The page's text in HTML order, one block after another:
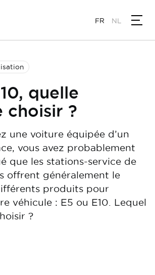
FR NL
quelle
choisir ?
une voiture équipée d’un
vous avez probablement
que les stations-service de
offrent généralement le
produits pour
véhicule : E5 ou E10. Lequel
?